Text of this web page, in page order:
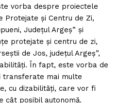
vorba despre proiectele
Protejate și Centru de Zi,
Județul Argeș” și
protejate și centru de zi,
de Jos, județul Argeș”,
În fapt, este vorba de
transferate mai multe
cu dizabilități, care vor fi
cât posibil autonomă.